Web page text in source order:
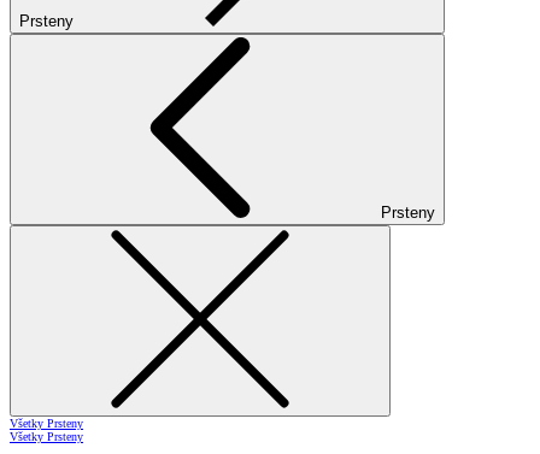
Prsteny
Prsteny
Všetky Prsteny
Všetky Prsteny